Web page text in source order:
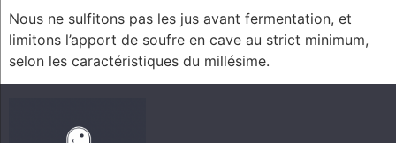
Nous ne sulfitons pas les jus avant fermentation, et
limitons l’apport de soufre en cave au strict minimum,
selon les caractéristiques du millésime.